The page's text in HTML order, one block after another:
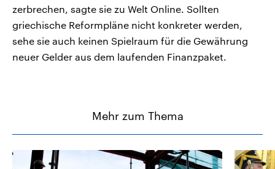
zerbrechen, sagte sie zu Welt Online. Sollten
griechische Reformpläne nicht konkreter werden,
sehe sie auch keinen Spielraum für die Gewährung
neuer Gelder aus dem laufenden Finanzpaket.
Mehr zum Thema